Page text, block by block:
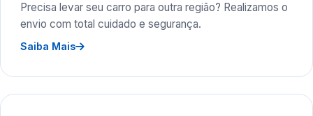
Precisa levar seu carro para outra região? Realizamos o
envio com total cuidado e segurança.
Saiba Mais